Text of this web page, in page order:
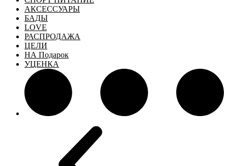
АКСЕССУАРЫ
БАДЫ
LOVE
РАСПРОДАЖА
ЦЕЛИ
НА Подарок
УЦЕНКА